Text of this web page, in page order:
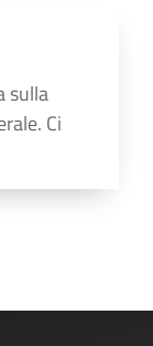
sulla
Ci